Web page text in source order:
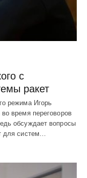
с
ракет
режима Игорь
время переговоров
обсуждает вопросы
для систем…